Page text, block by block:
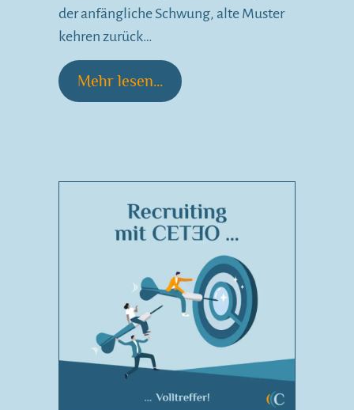
der anfängliche Schwung, alte Muster
kehren zurück…
Mehr lesen...